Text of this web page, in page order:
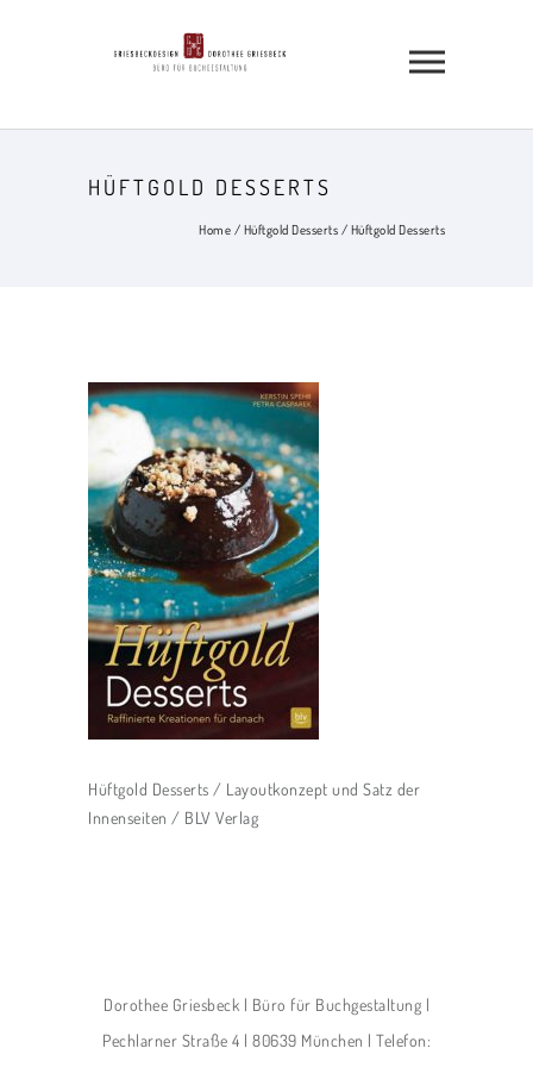
HÜFTGOLD DESSERTS
Home / Hüftgold Desserts / Hüftgold Desserts
Hüftgold Desserts / Layoutkonzept und Satz der
Innenseiten / BLV Verlag
Dorothee Griesbeck | Büro für Buchgestaltung |
Pechlarner Straße 4 | 80639 München | Telefon: